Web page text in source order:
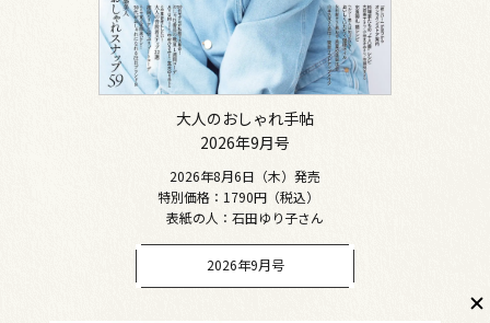
大人のおしゃれ手帖
2026年9月号
2026年8月6日（木）発売
特別価格：1790円（税込）
表紙の人：石田ゆり子さん
2026年9月号